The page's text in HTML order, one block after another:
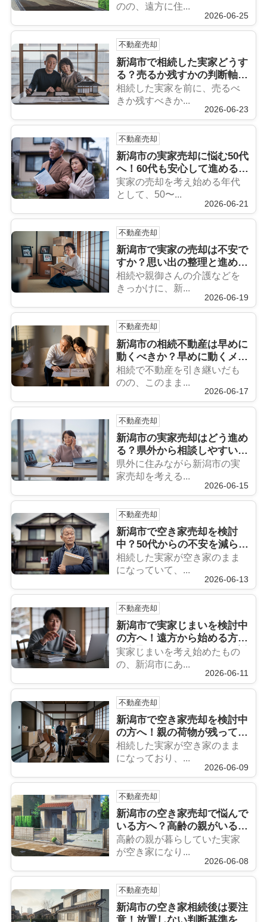
のの、遠方に住...
2026-06-25
不動産売却
新潟市で相続した実家どうす
る？売るか残すかの判断軸を
整理
相続した実家を前に、売るべ
きか残すべきか...
2026-06-23
不動産売却
新潟市の実家売却に悩む50代
へ！60代も安心して進めるコ
ツを解説
実家の売却を考え始める年代
として、50〜...
2026-06-21
不動産売却
新潟市で実家の売却は不安で
すか？思い出の整理と進め方
をやさしく解説
相続や親御さんの介護などを
きっかけに、新...
2026-06-19
不動産売却
新潟市の相続不動産は早めに
動くべきか？早めに動くメリ
ットと具体的な注意点を解説
相続で不動産を引き継いだも
のの、このまま...
2026-06-17
不動産売却
新潟市の実家売却はどう進め
る？県外から相談しやすい方
法を解説
県外に住みながら新潟市の実
家売却を考える...
2026-06-15
不動産売却
新潟市で空き家売却を検討
中？50代からの不安を減らす
コツを解説
相続した実家が空き家のまま
になっていて、...
2026-06-13
不動産売却
新潟市で実家じまいを検討中
の方へ！遠方から始める方法
と段取りをわかりやすく解説
実家じまいを考え始めたもの
の、新潟市にあ...
2026-06-11
不動産売却
新潟市で空き家売却を検討中
の方へ！親の荷物が残ってい
る場合の対処と片付けの流れ
を解説
相続した実家が空き家のまま
になっており、...
2026-06-09
不動産売却
新潟市の空き家売却で悩んで
いる方へ？高齢の親がいる場
合の進め方と注意点を解説
高齢の親が暮らしていた実家
が空き家になり...
2026-06-08
不動産売却
新潟市の空き家相続後は要注